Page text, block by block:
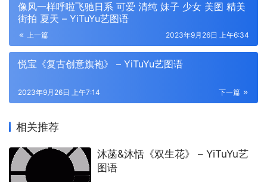
像风一样呼啦飞驰日系 可爱 清纯 妹子 少女 美图 精美
街拍 夏天 – YiTuYu艺图语
上一篇 2023年9月26日 上午6:34
悦宝《复古创意旗袍》 – YiTuYu艺图语
下一篇
2023年9月26日 上午7:14
相关推荐
沐菡&沐恬《双生花》 – YiTuYu艺
图语